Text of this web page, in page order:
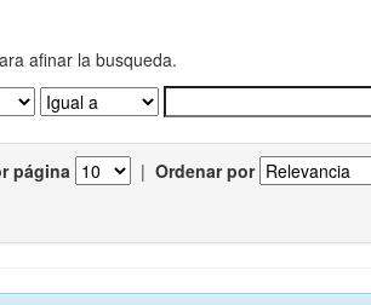
afinar la busqueda.
página | Ordenar por